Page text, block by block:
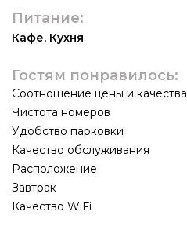
Питание:
Кафе, Кухня
Гостям понравилось:
Соотношение цены и качества
Чистота номеров
Удобство парковки
Качество обслуживания
Расположение
Завтрак
Качество WiFi